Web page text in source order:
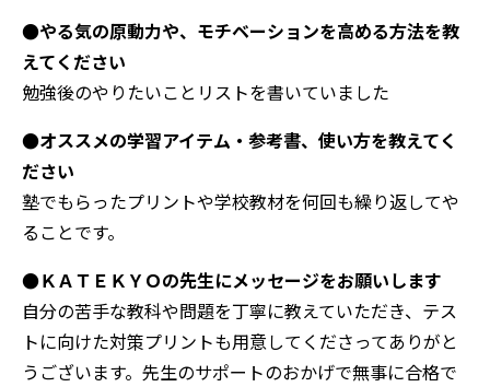
●やる気の原動力や、モチベーションを高める方法を教
えてください
勉強後のやりたいことリストを書いていました
●オススメの学習アイテム・参考書、使い方を教えてく
ださい
塾でもらったプリントや学校教材を何回も繰り返してや
ることです。
●ＫＡＴＥＫＹＯの先生にメッセージをお願いします
自分の苦手な教科や問題を丁寧に教えていただき、テス
トに向けた対策プリントも用意してくださってありがと
うございます。先生のサポートのおかげで無事に合格で